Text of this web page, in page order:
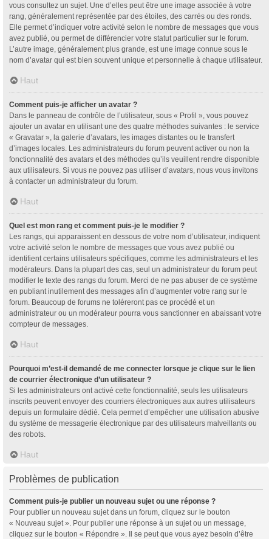
vous consultez un sujet. Une d’elles peut être une image associée à votre
rang, généralement représentée par des étoiles, des carrés ou des ronds.
Elle permet d’indiquer votre activité selon le nombre de messages que vous
avez publié, ou permet de différencier votre statut particulier sur le forum.
L’autre image, généralement plus grande, est une image connue sous le
nom d’avatar qui est bien souvent unique et personnelle à chaque utilisateur.
Haut
Comment puis-je afficher un avatar ?
Dans le panneau de contrôle de l’utilisateur, sous « Profil », vous pouvez
ajouter un avatar en utilisant une des quatre méthodes suivantes : le service
« Gravatar », la galerie d’avatars, les images distantes ou le transfert
d’images locales. Les administrateurs du forum peuvent activer ou non la
fonctionnalité des avatars et des méthodes qu’ils veuillent rendre disponible
aux utilisateurs. Si vous ne pouvez pas utiliser d’avatars, nous vous invitons
à contacter un administrateur du forum.
Haut
Quel est mon rang et comment puis-je le modifier ?
Les rangs, qui apparaissent en dessous de votre nom d’utilisateur, indiquent
votre activité selon le nombre de messages que vous avez publié ou
identifient certains utilisateurs spécifiques, comme les administrateurs et les
modérateurs. Dans la plupart des cas, seul un administrateur du forum peut
modifier le texte des rangs du forum. Merci de ne pas abuser de ce système
en publiant inutilement des messages afin d’augmenter votre rang sur le
forum. Beaucoup de forums ne toléreront pas ce procédé et un
administrateur ou un modérateur pourra vous sanctionner en abaissant votre
compteur de messages.
Haut
Pourquoi m’est-il demandé de me connecter lorsque je clique sur le lien
de courrier électronique d’un utilisateur ?
Si les administrateurs ont activé cette fonctionnalité, seuls les utilisateurs
inscrits peuvent envoyer des courriers électroniques aux autres utilisateurs
depuis un formulaire dédié. Cela permet d’empêcher une utilisation abusive
du système de messagerie électronique par des utilisateurs malveillants ou
des robots.
Haut
Problèmes de publication
Comment puis-je publier un nouveau sujet ou une réponse ?
Pour publier un nouveau sujet dans un forum, cliquez sur le bouton
« Nouveau sujet ». Pour publier une réponse à un sujet ou un message,
cliquez sur le bouton « Répondre ». Il se peut que vous ayez besoin d’être